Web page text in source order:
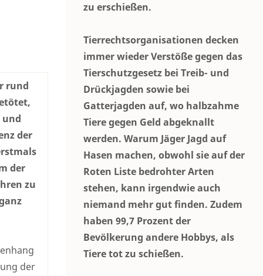
rund
und
der
der
zu
der
zu erschießen.
Tierrechtsorganisationen decken
immer wieder Verstöße gegen das
Tierschutzgesetz bei Treib- und
Drückjagden sowie bei
Gatterjagden auf, wo halbzahme
Tiere gegen Geld abgeknallt
werden. Warum Jäger Jagd auf
Hasen machen, obwohl sie auf der
Roten Liste bedrohter Arten
stehen, kann irgendwie auch
niemand mehr gut finden. Zudem
haben 99,7 Prozent der
Bevölkerung andere Hobbys, als
Tiere tot zu schießen.